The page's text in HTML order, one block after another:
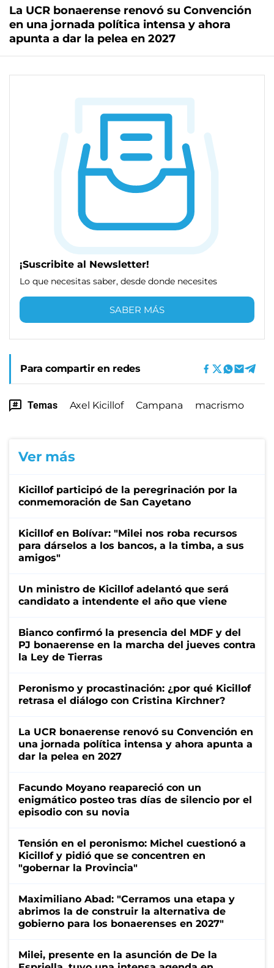
La UCR bonaerense renovó su Convención
en una jornada política intensa y ahora
apunta a dar la pelea en 2027
¡Suscribite al Newsletter!
Lo que necesitas saber, desde donde necesites
SABER MÁS
Para compartir en redes
Temas Axel Kicillof Campana macrismo
Ver más
Kicillof participó de la peregrinación por la
conmemoración de San Cayetano
Kicillof en Bolívar: "Milei nos roba recursos
para dárselos a los bancos, a la timba, a sus
amigos"
Un ministro de Kicillof adelantó que será
candidato a intendente el año que viene
Bianco confirmó la presencia del MDF y del
PJ bonaerense en la marcha del jueves contra
la Ley de Tierras
Peronismo y procastinación: ¿por qué Kicillof
retrasa el diálogo con Cristina Kirchner?
La UCR bonaerense renovó su Convención en
una jornada política intensa y ahora apunta a
dar la pelea en 2027
Facundo Moyano reapareció con un
enigmático posteo tras días de silencio por el
episodio con su novia
Tensión en el peronismo: Michel cuestionó a
Kicillof y pidió que se concentren en
"gobernar la Provincia"
Maximiliano Abad: "Cerramos una etapa y
abrimos la de construir la alternativa de
gobierno para los bonaerenses en 2027"
Milei, presente en la asunción de De la